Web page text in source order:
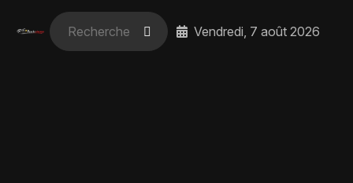
Vendredi, 7 août 2026